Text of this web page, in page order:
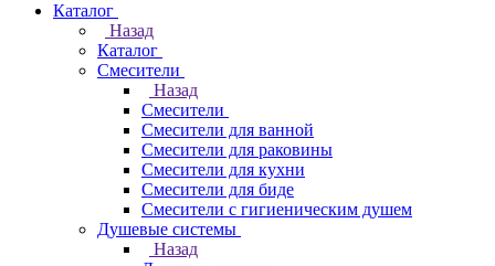
Каталог
Назад
Каталог
Смесители
Назад
Смесители
Смесители для ванной
Смесители для раковины
Смесители для кухни
Смесители для биде
Смесители с гигиеническим душем
Душевые системы
Назад